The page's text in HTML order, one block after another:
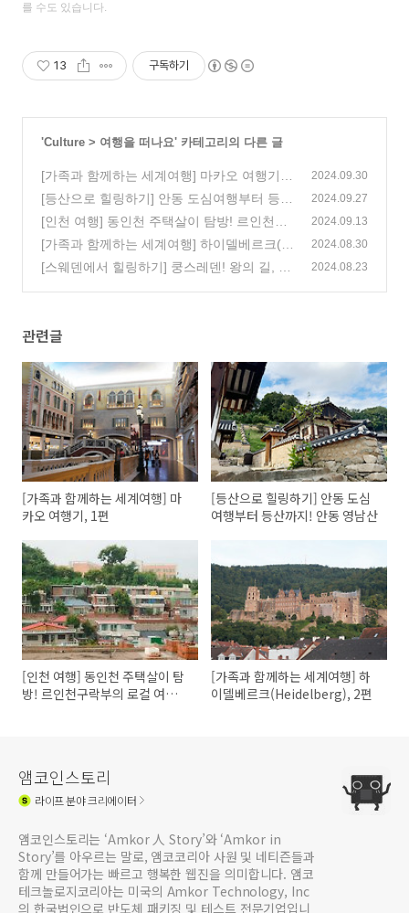
를 수도 있습니다.
13 구독하기
'Culture > 여행을 떠나요' 카테고리의 다른 글
[가족과 함께하는 세계여행] 마카오 여행기, 1
편
(3)
2024.09.30
[등산으로 힐링하기] 안동 도심여행부터 등산
까지! 안동 영남산
(6)
2024.09.27
[인천 여행] 동인천 주택살이 탐방! 르인천구
락부의 로컬 여행, 1편
(7)
2024.09.13
[가족과 함께하는 세계여행] 하이델베르크(H
eidelberg), 2편
(0)
2024.08.30
[스웨덴에서 힐링하기] 쿵스레덴! 왕의 길, 스
2024.08.23
관련글
[가족과 함께하는 세계여행] 마
카오 여행기, 1편
[등산으로 힐링하기] 안동 도심
여행부터 등산까지! 안동 영남산
[인천 여행] 동인천 주택살이 탐
방! 르인천구락부의 로컬 여행,
[가족과 함께하는 세계여행] 하
이델베르크(Heidelberg), 2편
앰코인스토리
라이프분야 크리에이터
앰코인스토리는 ‘Amkor 人 Story’와 ‘Amkor in
Story’를 아우르는 말로, 앰코코리아 사원 및 네티즌들과
함께 만들어가는 빠르고 행복한 웹진을 의미합니다. 앰코
테크놀로지코리아는 미국의 Amkor Technology, Inc
의 한국법인으로 반도체 패키징 및 테스트 전문기업입니